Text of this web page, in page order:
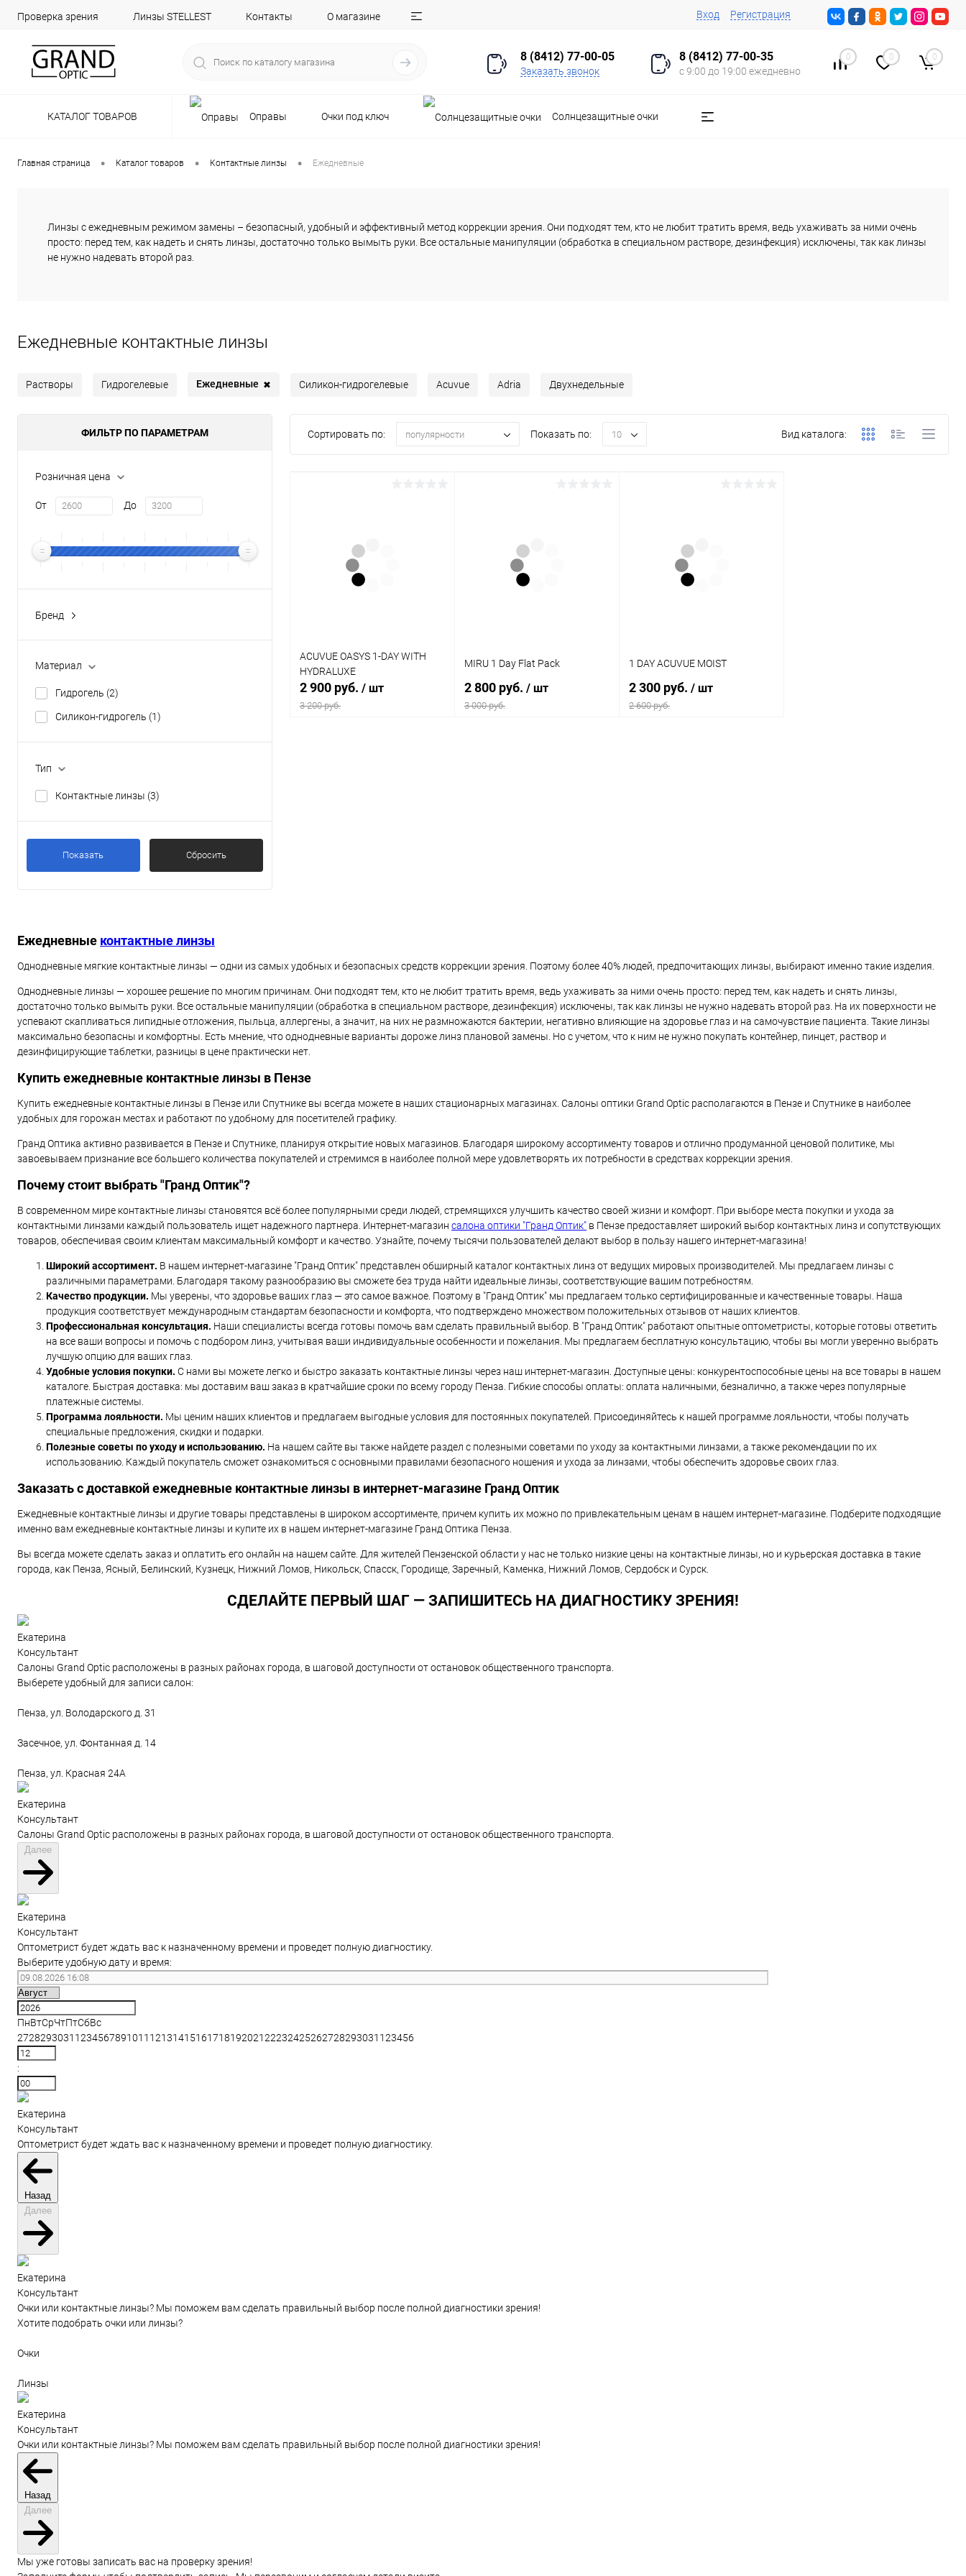
Проверка зрения Линзы STELLEST Контакты О магазине Вход Регистрация
8 (8412) 77-00-05
Заказать звонок
8 (8412) 77-00-35
с 9:00 до 19:00 ежедневно
0 0 0
КАТАЛОГ ТОВАРОВ Оправы Очки под ключ Солнцезащитные очки
Главная страница • Каталог товаров • Контактные линзы • Ежедневные
Линзы с ежедневным режимом замены – безопасный, удобный и эффективный метод коррекции зрения. Они подходят тем, кто не любит тратить время, ведь ухаживать за ними очень
просто: перед тем, как надеть и снять линзы, достаточно только вымыть руки. Все остальные манипуляции (обработка в специальном растворе, дезинфекция) исключены, так как линзы
не нужно надевать второй раз.
Ежедневные контактные линзы
Растворы Гидрогелевые Ежедневные ✖ Силикон-гидрогелевые Acuvue Adria Двухнедельные
ФИЛЬТР ПО ПАРАМЕТРАМ
Розничная цена
От До
Бренд
Материал
Гидрогель (2)
Силикон-гидрогель (1)
Тип
Контактные линзы (3)
Показать Сбросить
Сортировать по: популярности Показать по: 10 Вид каталога:
ACUVUE OASYS 1-DAY WITH
HYDRALUXE
2 900 руб. / шт
3 200 руб.
MIRU 1 Day Flat Pack
2 800 руб. / шт
3 000 руб.
1 DAY ACUVUE MOIST
2 300 руб. / шт
2 600 руб.
Ежедневные контактные линзы
Однодневные мягкие контактные линзы — одни из самых удобных и безопасных средств коррекции зрения. Поэтому более 40% людей, предпочитающих линзы, выбирают именно такие изделия.
Однодневные линзы — хорошее решение по многим причинам. Они подходят тем, кто не любит тратить время, ведь ухаживать за ними очень просто: перед тем, как надеть и снять линзы,
достаточно только вымыть руки. Все остальные манипуляции (обработка в специальном растворе, дезинфекция) исключены, так как линзы не нужно надевать второй раз. На их поверхности не
успевают скапливаться липидные отложения, пыльца, аллергены, а значит, на них не размножаются бактерии, негативно влияющие на здоровье глаз и на самочувствие пациента. Такие линзы
максимально безопасны и комфортны. Есть мнение, что однодневные варианты дороже линз плановой замены. Но с учетом, что к ним не нужно покупать контейнер, пинцет, раствор и
дезинфицирующие таблетки, разницы в цене практически нет.
Купить ежедневные контактные линзы в Пензе
Купить ежедневные контактные линзы в Пензе или Спутнике вы всегда можете в наших стационарных магазинах. Салоны оптики Grand Optic располагаются в Пензе и Спутнике в наиболее
удобных для горожан местах и работают по удобному для посетителей графику.
Гранд Оптика активно развивается в Пензе и Спутнике, планируя открытие новых магазинов. Благодаря широкому ассортименту товаров и отлично продуманной ценовой политике, мы
завоевываем признание все большего количества покупателей и стремимся в наиболее полной мере удовлетворять их потребности в средствах коррекции зрения.
Почему стоит выбрать "Гранд Оптик"?
В современном мире контактные линзы становятся всё более популярными среди людей, стремящихся улучшить качество своей жизни и комфорт. При выборе места покупки и ухода за
контактными линзами каждый пользователь ищет надежного партнера. Интернет-магазин салона оптики "Гранд Оптик" в Пензе предоставляет широкий выбор контактных линз и сопутствующих
товаров, обеспечивая своим клиентам максимальный комфорт и качество. Узнайте, почему тысячи пользователей делают выбор в пользу нашего интернет-магазина!
Широкий ассортимент. В нашем интернет-магазине "Гранд Оптик" представлен обширный каталог контактных линз от ведущих мировых производителей. Мы предлагаем линзы с
различными параметрами. Благодаря такому разнообразию вы сможете без труда найти идеальные линзы, соответствующие вашим потребностям.
Качество продукции. Мы уверены, что здоровье ваших глаз — это самое важное. Поэтому в "Гранд Оптик" мы предлагаем только сертифицированные и качественные товары. Наша
продукция соответствует международным стандартам безопасности и комфорта, что подтверждено множеством положительных отзывов от наших клиентов.
Профессиональная консультация. Наши специалисты всегда готовы помочь вам сделать правильный выбор. В "Гранд Оптик" работают опытные оптометристы, которые готовы ответить
на все ваши вопросы и помочь с подбором линз, учитывая ваши индивидуальные особенности и пожелания. Мы предлагаем бесплатную консультацию, чтобы вы могли уверенно выбрать
лучшую опцию для ваших глаз.
Удобные условия покупки. С нами вы можете легко и быстро заказать контактные линзы через наш интернет-магазин. Доступные цены: конкурентоспособные цены на все товары в нашем
каталоге. Быстрая доставка: мы доставим ваш заказ в кратчайшие сроки по всему городу Пенза. Гибкие способы оплаты: оплата наличными, безналично, а также через популярные
платежные системы.
Программа лояльности. Мы ценим наших клиентов и предлагаем выгодные условия для постоянных покупателей. Присоединяйтесь к нашей программе лояльности, чтобы получать
специальные предложения, скидки и подарки.
Полезные советы по уходу и использованию. На нашем сайте вы также найдете раздел с полезными советами по уходу за контактными линзами, а также рекомендации по их
использованию. Каждый покупатель сможет ознакомиться с основными правилами безопасного ношения и ухода за линзами, чтобы обеспечить здоровье своих глаз.
Заказать с доставкой ежедневные контактные линзы в интернет-магазине Гранд Оптик
Ежедневные контактные линзы и другие товары представлены в широком ассортименте, причем купить их можно по привлекательным ценам в нашем интернет-магазине. Подберите подходящие
именно вам ежедневные контактные линзы и купите их в нашем интернет-магазине Гранд Оптика Пенза.
Вы всегда можете сделать заказ и оплатить его онлайн на нашем сайте. Для жителей Пензенской области у нас не только низкие цены на контактные линзы, но и курьерская доставка в такие
города, как Пенза, Ясный, Белинский, Кузнецк, Нижний Ломов, Никольск, Спасск, Городище, Заречный, Каменка, Нижний Ломов, Сердобск и Сурск.
СДЕЛАЙТЕ ПЕРВЫЙ ШАГ — ЗАПИШИТЕСЬ НА ДИАГНОСТИКУ ЗРЕНИЯ!
Екатерина
Консультант
Салоны Grand Optic расположены в разных районах города, в шаговой доступности от остановок общественного транспорта.
Выберете удобный для записи салон:
Пенза, ул. Володарского д. 31
Засечное, ул. Фонтанная д. 14
Пенза, ул. Красная 24А
Екатерина
Консультант
Салоны Grand Optic расположены в разных районах города, в шаговой доступности от остановок общественного транспорта.
Далее
Екатерина
Консультант
Оптометрист будет ждать вас к назначенному времени и проведет полную диагностику.
Выберите удобную дату и время:
ПнВтСрЧтПтСбВс
2728293031 1234567891011 1213141516171819202122232425262728293031 123456
:
Екатерина
Консультант
Оптометрист будет ждать вас к назначенному времени и проведет полную диагностику.
Назад
Далее
Екатерина
Консультант
Очки или контактные линзы? Мы поможем вам сделать правильный выбор после полной диагностики зрения!
Хотите подобрать очки или линзы?
Очки
Линзы
Екатерина
Консультант
Очки или контактные линзы? Мы поможем вам сделать правильный выбор после полной диагностики зрения!
Назад
Далее
Мы уже готовы записать вас на проверку зрения!